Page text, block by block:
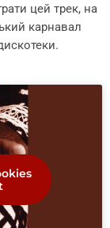
цей трек, на
карнавал